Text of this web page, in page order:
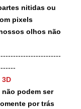
nitidas ou
pixels
olhos não
3D
podem ser
por trás